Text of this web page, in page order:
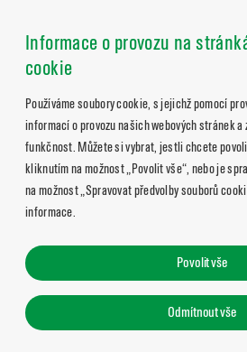
Informace o provozu na
cookie
Používáme soubory cookie, s jejichž pomocí
informací o provozu našich webových stránek
funkčnost. Můžete si vybrat, jestli chcete
kliknutím na možnost „Povolit vše“, nebo je
na možnost „Spravovat předvolby souborů
informace.
Povolit vše
Odmítnout vše